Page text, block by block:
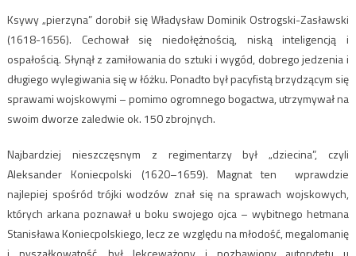
Ksywy „pierzyna” dorobił się Władysław Dominik Ostrogski-Zasławski
(1618-1656). Cechował się niedołężnością, niską inteligencją i
ospałością. Słynął z zamiłowania do sztuki i wygód, dobrego jedzenia i
długiego wylegiwania się w łóżku. Ponadto był pacyfistą brzydzącym się
sprawami wojskowymi – pomimo ogromnego bogactwa, utrzymywał na
swoim dworze zaledwie ok. 150 zbrojnych.
Najbardziej nieszczęsnym z regimentarzy był „dziecina”, czyli
Aleksander Koniecpolski (1620–1659). Magnat ten wprawdzie
najlepiej spośród trójki wodzów znał się na sprawach wojskowych,
których arkana poznawał u boku swojego ojca – wybitnego hetmana
Stanisława Koniecpolskiego, lecz ze względu na młodość, megalomanię